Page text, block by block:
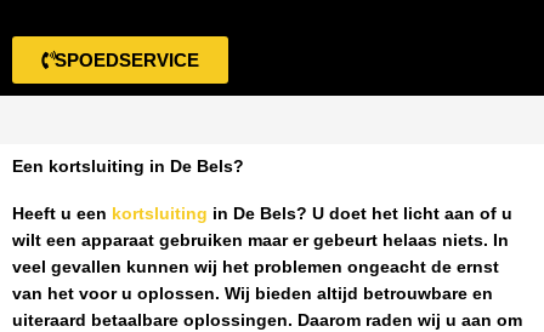
SPOEDSERVICE
Een kortsluiting in De Bels?
Heeft u een kortsluiting in De Bels? U doet het licht aan of u
wilt een apparaat gebruiken maar er gebeurt helaas niets. In
veel gevallen kunnen wij het problemen ongeacht de ernst
van het voor u oplossen. Wij bieden altijd betrouwbare en
uiteraard betaalbare oplossingen. Daarom raden wij u aan om